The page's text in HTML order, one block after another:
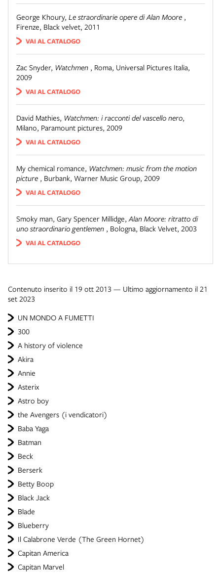
UN MONDO A FUMETTI
300
A history of violence
Akira
Annie
Asterix
Astro boy
the Avengers (i vendicatori)
Baba Yaga
Batman
Beck
Berserk
Betty Boop
Black Jack
Blade
Blueberry
Il Calabrone Verde (The Green Hornet)
Capitan America
Capitan Marvel
George Khoury, Le straordinarie opere di Alan Moore ,
Firenze, Black velvet, 2011
VAI AL CATALOGO
Zac Snyder, Watchmen , Roma, Universal Pictures Italia,
2009
VAI AL CATALOGO
David Mathies, Watchmen: i racconti del vascello nero,
Milano, Paramount pictures, 2009
VAI AL CATALOGO
My chemical romance, Watchmen: music from the motion
picture , Burbank, Warner Music Group, 2009
VAI AL CATALOGO
Smoky man, Gary Spencer Millidge,Alan Moore: ritratto di
uno straordinario gentlemen , Bologna, Black Velvet, 2003
VAI AL CATALOGO
Contenuto inserito il 19 ott 2013 — Ultimo aggiornamento il 21
set 2023